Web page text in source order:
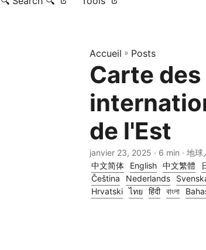
Accueil » Posts
Carte
de l'Est
janvier 23, 2025 · 6 min · 地
中文简体
English 中文繁體
Čeština
Nederlands
Hrvatski ไทย हिंदी বাংলা